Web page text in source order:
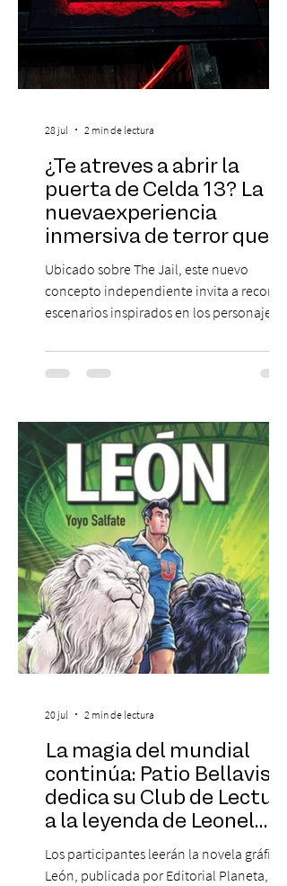
¿Te atreves a abrir la
puerta de Celda 13? La
nuevaexperiencia
inmersiva de terror que
acaba de llegar aBarrio
Italia
Ubicado sobre The Jail, este nuevo
concepto independiente invita a recorrer
escenarios inspirados en los personajes
carta de platos y cócteles temáticos. Dicen
que existe una sala donde fueron
de la ficción. Nadie sabe cómo llegaron
allí. Sólo que nunca debieron compartir el
mismo lugar. Esa leyenda es el punto de
partida de Celda 13, la nueva propuesta
temática que acaba de abrir sus puertas
28 jul 2 min de lectura
La magia del mundial
continúa: Patio Bellavista
dedica su Club de Lectura
a la leyenda de Leonel
Sánchez
Los participantes leerán la novela gráfica
León, publicada por Editorial Planeta,
20 jul 2 min de lectura